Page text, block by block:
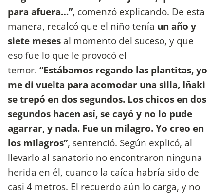
para afuera…”, comenzó explicando. De esta
manera, recalcó que el niño tenía un año y
siete meses al momento del suceso, y que
eso fue lo que le provocó el
temor. “Estábamos regando las plantitas, yo
me di vuelta para acomodar una silla, Iñaki
se trepó en dos segundos. Los chicos en dos
segundos hacen así, se cayó y no lo pude
agarrar, y nada. Fue un milagro. Yo creo en
los milagros”, sentenció. Según explicó, al
llevarlo al sanatorio no encontraron ninguna
herida en él, cuando la caída habría sido de
casi 4 metros. El recuerdo aún lo carga, y no